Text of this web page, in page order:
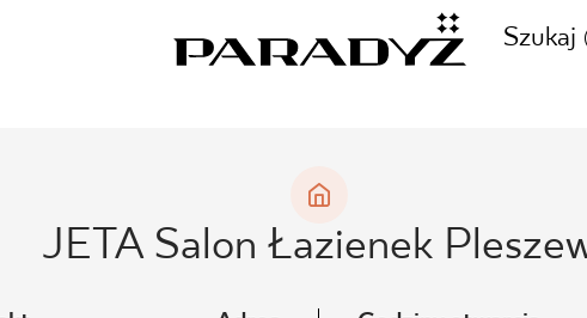
Szukaj
ZADZWOŃ DO NAS
+48
JETA Salon Łazienek